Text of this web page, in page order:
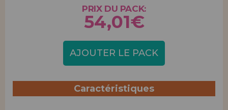
PRIX DU PACK:
54,01€
AJOUTER LE PACK
Caractéristiques